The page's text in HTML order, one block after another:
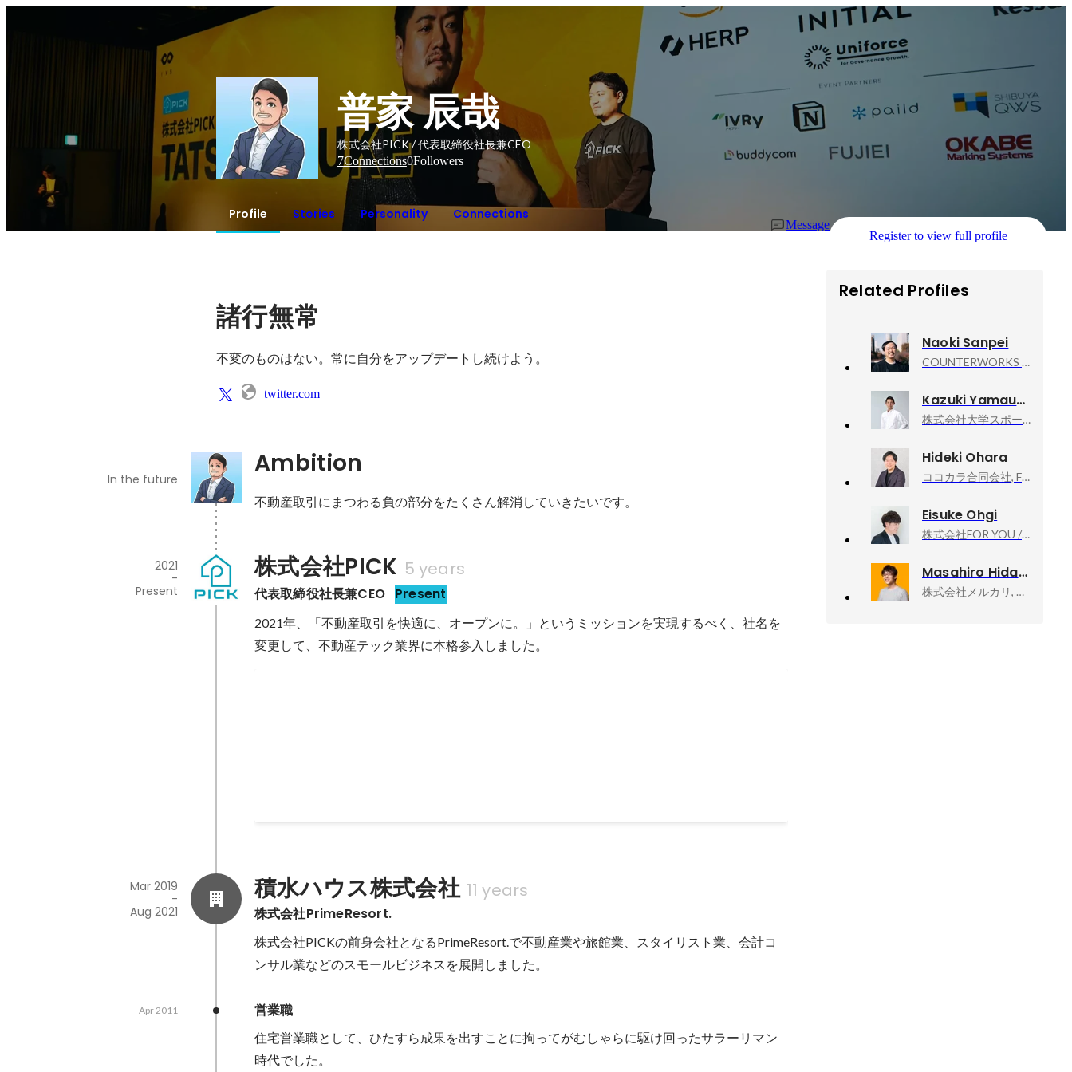
普家 辰哉
株式会社PICK / 代表取締役社長兼CEO
7Connections0Followers
Profile Stories Personality Connections
Message
Register to view full profile
諸行無常
不変のものはない。常に自分をアップデートし続けよう。
twitter.com
Ambition
In the future
株式会社PICK 5 years
代表取締役社長兼CEO Present
2021
-
Present
2021年、「不動産取引を快適に、オープンに。」というミッションを実現するべく、社名を
変更して、不動産テック業界に本格参入しました。
積水ハウス株式会社 11 years
株式会社PrimeResort.
Mar 2019
-
Aug 2021
株式会社PICKの前身会社となるPrimeResort.で不動産業や旅館業、スタイリスト業、会計コ
ンサル業などのスモールビジネスを展開しました。
営業職
Apr 2011
住宅営業職として、ひたすら成果を出すことに拘ってがむしゃらに駆け回ったサラーリマン
時代でした。
Related Profiles
Naoki Sanpei
COUNTERWORKS inc, CEO
Kazuki Yamauchi
株式会社大学スポーツチャンネル, 取締役
Hideki Ohara
ココカラ合同会社, Founder, CEO
Eisuke Ohgi
株式会社FOR YOU / FOR YOU Inc., IP Produce Div. 執行役員
Masahiro Hidaka
株式会社メルカリ, メルペイ エキスパート（Android）